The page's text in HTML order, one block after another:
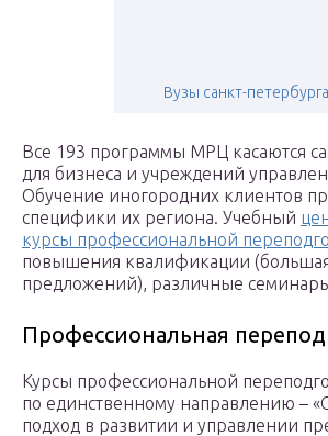
Вузы санкт-петербурга
Все 193 программы МРЦ касаются
для бизнеса и учреждений
Обучение иногородних клиентов
специфики их региона. Учебный
курсы профессиональной
повышения квалификации (большая
предложений), различные
Профессиональная
Курсы профессиональной
по единственному направлению –
подход в развитии и управлении